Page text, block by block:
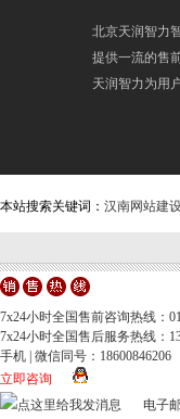
北京天润智力
提供一流的售
天润智力为用
本站搜索关键词： 汉南网站建
7x24小时全国售前咨询热线：
7x24小时全国售后服务热线：
手机 | 微信同号：18600846206
立即咨询
电子